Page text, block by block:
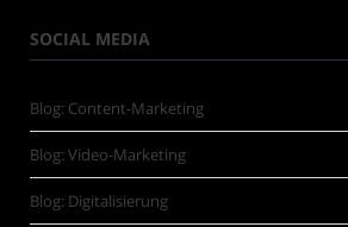
SOCIAL MEDIA
Blog: Content-Marketing
Blog: Video-Marketing
Blog: Digitalisierung